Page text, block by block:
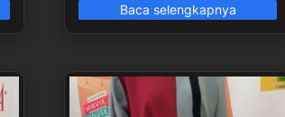
Baca selengkapnya